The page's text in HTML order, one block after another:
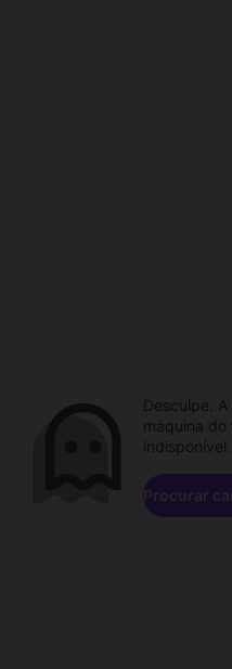
Desculpe.
máquina do
indisponível.
Procurar